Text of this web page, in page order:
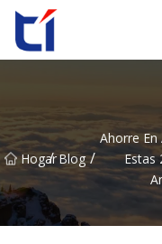
Hogar
/ Blog /
Ahorre
Estas